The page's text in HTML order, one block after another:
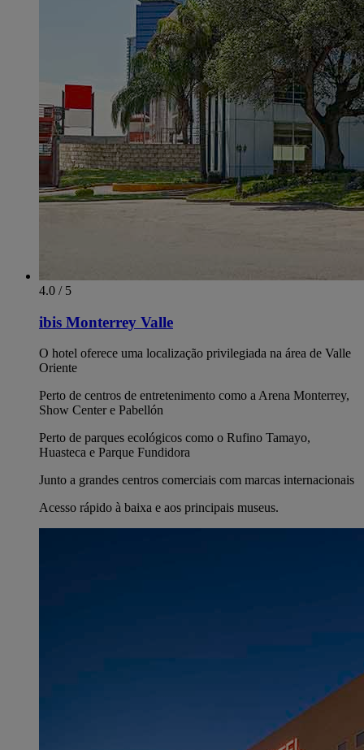
4.0 / 5
ibis Monterrey Valle
O hotel oferece uma localização privilegiada na área de Valle
Oriente
Perto de centros de entretenimento como a Arena Monterrey,
Show Center e Pabellón
Perto de parques ecológicos como o Rufino Tamayo,
Huasteca e Parque Fundidora
Junto a grandes centros comerciais com marcas internacionais
Acesso rápido à baixa e aos principais museus.